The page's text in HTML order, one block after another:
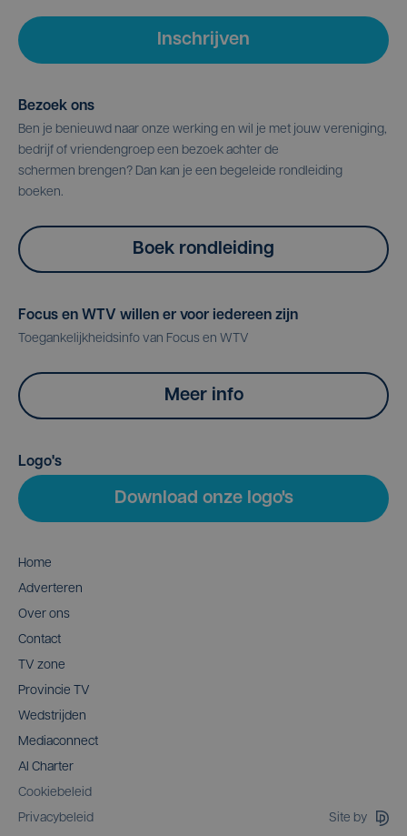
Inschrijven
Bezoek ons
Ben je benieuwd naar onze werking en wil je met jouw vereniging,
bedrijf of vriendengroep een bezoek achter de
schermen brengen? Dan kan je een begeleide rondleiding
boeken.
Boek rondleiding
Focus en WTV willen er voor iedereen zijn
Toegankelijkheidsinfo van Focus en WTV
Meer info
Logo's
Download onze logo's
Home
Adverteren
Over ons
Contact
TV zone
Provincie TV
Wedstrijden
Mediaconnect
AI Charter
Cookiebeleid
Privacybeleid
Site by